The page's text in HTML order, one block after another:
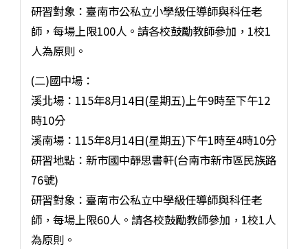
研習對象：臺南市公私立小學級任導師與科任老
師，每場上限100人。請各校鼓勵教師參加，1校1
人為原則。
(二)國中場：
溪北場：115年8月14日(星期五)上午9時至下午12
時10分
溪南場：115年8月14日(星期五)下午1時至4時10分
研習地點：新市國中靜思書軒(台南市新市區民族路
76號)
研習對象：臺南市公私立中學級任導師與科任老
師，每場上限60人。請各校鼓勵教師參加，1校1人
為原則。